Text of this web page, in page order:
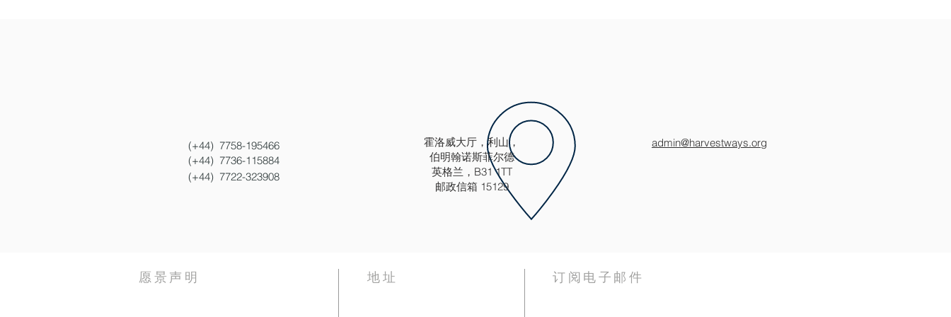
(+44) 7758-195466
(+44) 7736-115884
(+44) 7722-323908
霍洛威大厅，利山，
伯明翰诺斯菲尔德
英格兰，B31 1TT
邮政信箱 15129
admin@harvestways.org
愿景声明 地址 订阅电子邮件